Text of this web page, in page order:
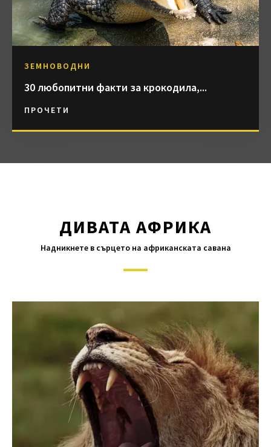
ЗЕМНОВОДНИ
30 любопитни факти за крокодила,...
ПРОЧЕТИ
ДИВАТА АФРИКА
Надникнете в сърцето на африканската савана